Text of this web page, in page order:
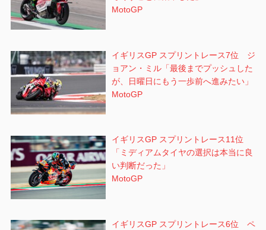
MotoGP
イギリスGP スプリントレース7位 ジ
ョアン・ミル「最後までプッシュした
が、日曜日にもう一歩前へ進みたい」
MotoGP
イギリスGP スプリントレース11位
「ミディアムタイヤの選択は本当に良
い判断だった」
MotoGP
イギリスGP スプリントレース6位 ペ